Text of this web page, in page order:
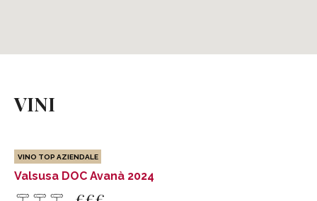
Frazione San Rocco, 10
Giaglione (TO)
info@creseren.it
VINI
VINO TOP AZIENDALE
Valsusa DOC Avanà 2024